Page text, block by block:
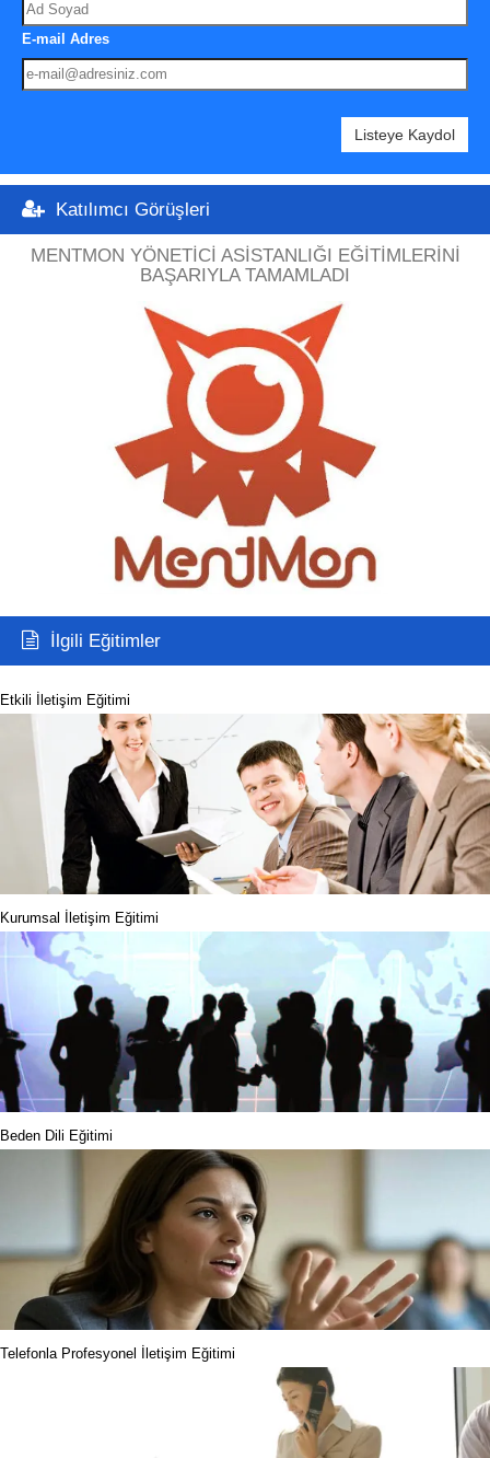
E-mail Adres
Listeye Kaydol
Katılımcı Görüşleri
MENTMON YÖNETICI ASISTANLIĞI EĞITIMLERINI
BAŞARIYLA TAMAMLADI
İlgili Eğitimler
Etkili İletişim Eğitimi
Kurumsal İletişim Eğitimi
Beden Dili Eğitimi
Telefonla Profesyonel İletişim Eğitimi